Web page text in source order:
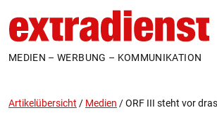
MEDIEN – WERBUNG – KOMMUNIKATION
Artikelübersicht / Medien /ORF III steht vor